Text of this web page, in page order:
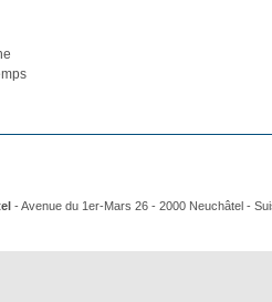
- Avenue du 1er-Mars 26 - 2000 Neuchâtel -